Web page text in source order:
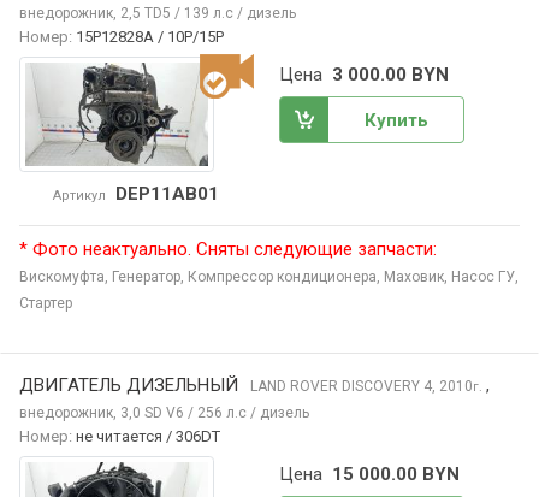
внедорожник, 2,5 TD5 / 139 л.с / дизель
Номер: 15P12828A / 10P/15P
Артикул DEP11AB01
Цена 3 000.00 BYN
Купить
* Фото неактуально. Сняты следующие запчасти:
Вискомуфта, Генератор, Компрессор кондиционера, Маховик, Насос ГУ,
Стартер
ДВИГАТЕЛЬ ДИЗЕЛЬНЫЙ LAND ROVER DISCOVERY 4, 2010г. ,
внедорожник, 3,0 SD V6 / 256 л.с / дизель
Номер: не читается / 306DT
Цена 15 000.00 BYN